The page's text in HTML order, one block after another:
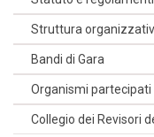
Struttura
Bandi di Gara
Organismi partecipati
Collegio dei Revisori